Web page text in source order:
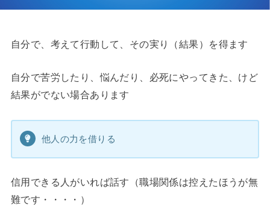
自分で、考えて行動して、その実り（結果）を得ます
自分で苦労したり、悩んだり、必死にやってきた、けど
結果がでない場合あります
他人の力を借りる
信用できる人がいれば話す（職場関係は控えたほうが無
難です・・・・）